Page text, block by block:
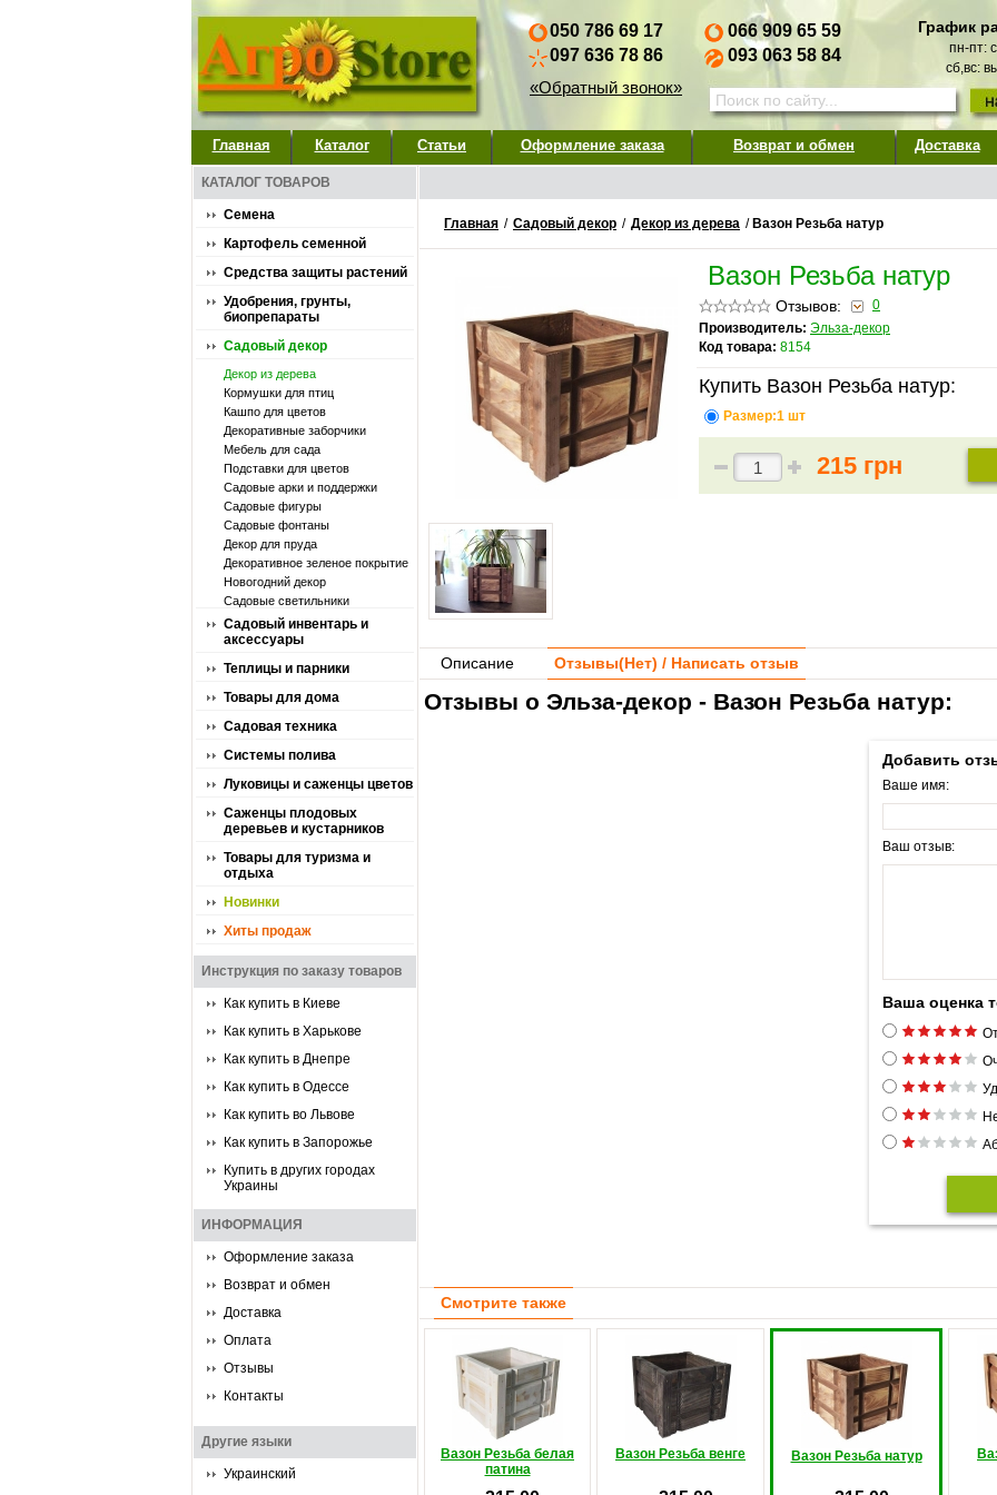
050 786 69 17
097 636 78 86
«Обратный звонок»
066 909 65 59
093 063 58 84
График
пн-пт:
сб,вс:
Главная Каталог Статьи Оформление заказа Возврат и обмен Доставка
КАТАЛОГ ТОВАРОВ
Семена
Картофель семенной
Средства защиты растений
Удобрения, грунты,
биопрепараты
Садовый декор
Декор из дерева
Кормушки для птиц
Кашпо для цветов
Декоративные заборчики
Мебель для сада
Подставки для цветов
Садовые арки и поддержки
Садовые фигуры
Садовые фонтаны
Декор для пруда
Декоративное зеленое покрытие
Новогодний декор
Садовые светильники
Садовый инвентарь и
аксессуары
Теплицы и парники
Товары для дома
Садовая техника
Системы полива
Луковицы и саженцы цветов
Саженцы плодовых
деревьев и кустарников
Товары для туризма и
отдыха
Новинки
Хиты продаж
Инструкция по заказу товаров
Как купить в Киеве
Как купить в Харькове
Как купить в Днепре
Как купить в Одессе
Как купить во Львове
Как купить в Запорожье
Купить в других городах
Украины
ИНФОРМАЦИЯ
Оформление заказа
Возврат и обмен
Доставка
Оплата
Отзывы
Контакты
Другие языки
Украинский
Главная / Садовый декор / Декор из дерева / Вазон Резьба натур
Вазон Резьба натур
Отзывов:
0
Производитель: Эльза-декор
Код товара: 8154
Купить Вазон Резьба натур:
Размер:1 шт
215 грн
Описание Отзывы(Нет) / Написать отзыв
Отзывы о Эльза-декор - Вазон Резьба натур:
Добавить
Ваше имя:
Ваш отзыв:
Ваша оценка
Смотрите также
Вазон Резьба белая
патина
Вазон Резьба венге Вазон Резьба натур